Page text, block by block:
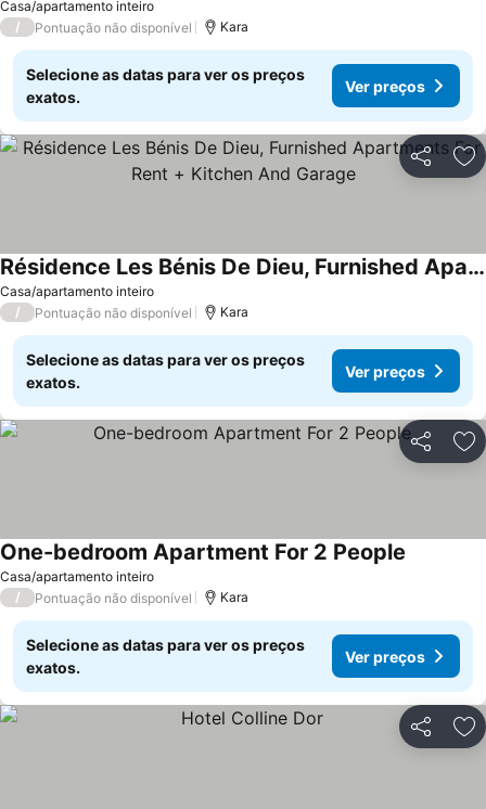
Casa/apartamento inteiro
/
Pontuação não disponível Kara
Selecione as datas para ver os preços
exatos.
Ver preços
Partilhar
Casa/apartamento inteiro
Résidence Les Bénis De Dieu, Furnished Apartments For Rent + Kitchen And Garage
/ Pontuação não disponível Kara
Selecione as datas para ver os preços
exatos.
Ver preços
Partilhar
Casa/apartamento inteiro
One-bedroom Apartment For 2 People
/ Pontuação não disponível Kara
Selecione as datas para ver os preços
exatos.
Ver preços
Partilhar